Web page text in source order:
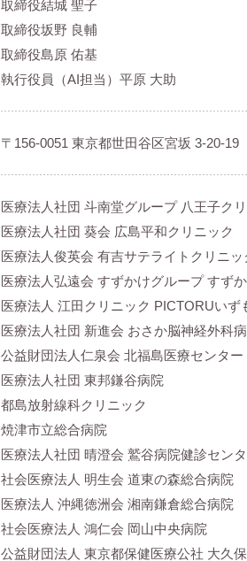
取締役結城 聖子
取締役坂野 良輔
取締役島原 佑基
執行役員（AI担当） 平原 大助
〒156-0051 東京都世田谷区宮坂 3-20-19
医療法人社団 斗南堂グループ 八王子ク
医療法人社団 葵会 広島平和クリニック
医療法人俊英会 有吉サテライトクリニッ
医療法人弘遠会 すずかけグループ すず
医療法人 江田クリニック PICTORUいず
医療法人社団 新進会 おさか脳神経外科
公益財団法人仁泉会 北福島医療センター
医療法人社団 東邦鎌谷病院
都島放射線科クリニック
焼津市立総合病院
医療法人社団 晴澄会 鷲谷病院健診セン
社会医療法人 明生会 道東の森総合病院
医療法人 沖縄徳洲会 湘南鎌倉総合病院
社会医療法人 鴻仁会 岡山中央病院
公益財団法人 東京都保健医療公社 大久